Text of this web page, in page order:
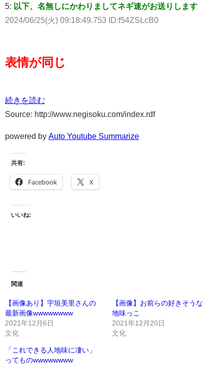
5: 以下、名無しにかわりましてネギ速がお送りします
2024/06/25(火) 09:18:49.753 ID:f54ZSLcB0
表情が同じ
続きを読む
Source: http://www.negisoku.com/index.rdf
powered by Auto Youtube Summarize
共有:
Facebook X
いいね:
関連
【画像あり】宇垣美里さんの
最新画像wwwwwwww
2021年12月6日
文化
【画像】お前らの好きそうな
地味っこ
2021年12月20日
文化
「これできる人地味に凄い」
ってものwwwwwwww